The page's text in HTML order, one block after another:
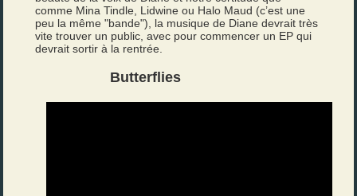
comme Mina Tindle, Lidwine ou Halo Maud (c’est une
peu la même "bande"), la musique de Diane devrait très
vite trouver un public, avec pour commencer un EP qui
devrait sortir à la rentrée.
Butterflies